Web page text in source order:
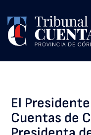
El
Cuentas de